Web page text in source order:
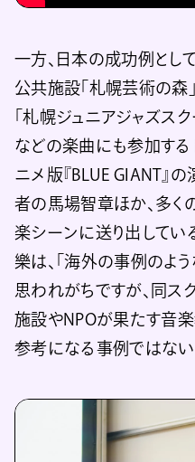
一方、日本の成功例とし
公共施設「札幌芸術の森
「札幌ジュニアジャズス
などの楽曲にも参加する
ニメ版『BLUE GIANT』
者の馬場智章ほか、多く
楽シーンに送り出してい
樂は、「海外の事例のよ
思われがちですが、同ス
施設やNPOが果たす音
参考になる事例ではない